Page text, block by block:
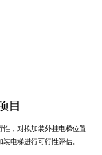
目
性，对拟加装外挂电梯位置
电梯进行可行性评估。